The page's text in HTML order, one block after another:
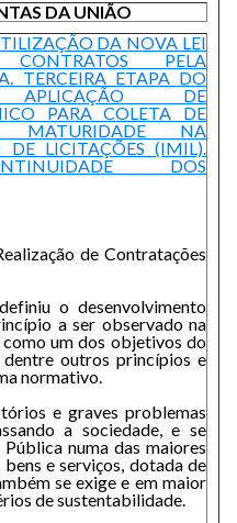
DA UNIÃO
DA NOVA LEI
PELA
TERCEIRA ETAPA DO
APLICAÇÃO DE
PARA COLETA DE
NA
LICITAÇÕES (IMIL).
DOS
de Contratações
o desenvolvimento
a ser observado na
um dos objetivos do
outros princípios e
normativo.
e graves problemas
a sociedade, e se
numa das maiores
e serviços, dotada de
se exige e em maior
de sustentabilidade.